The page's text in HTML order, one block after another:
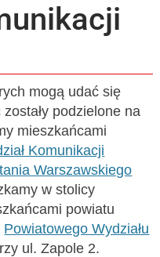
mogą udać się
podzielone na
mieszkańcami
Komunikacji
Warszawskiego
w stolicy
powiatu
Powiatowego Wydziału
ul. Zapole 2.